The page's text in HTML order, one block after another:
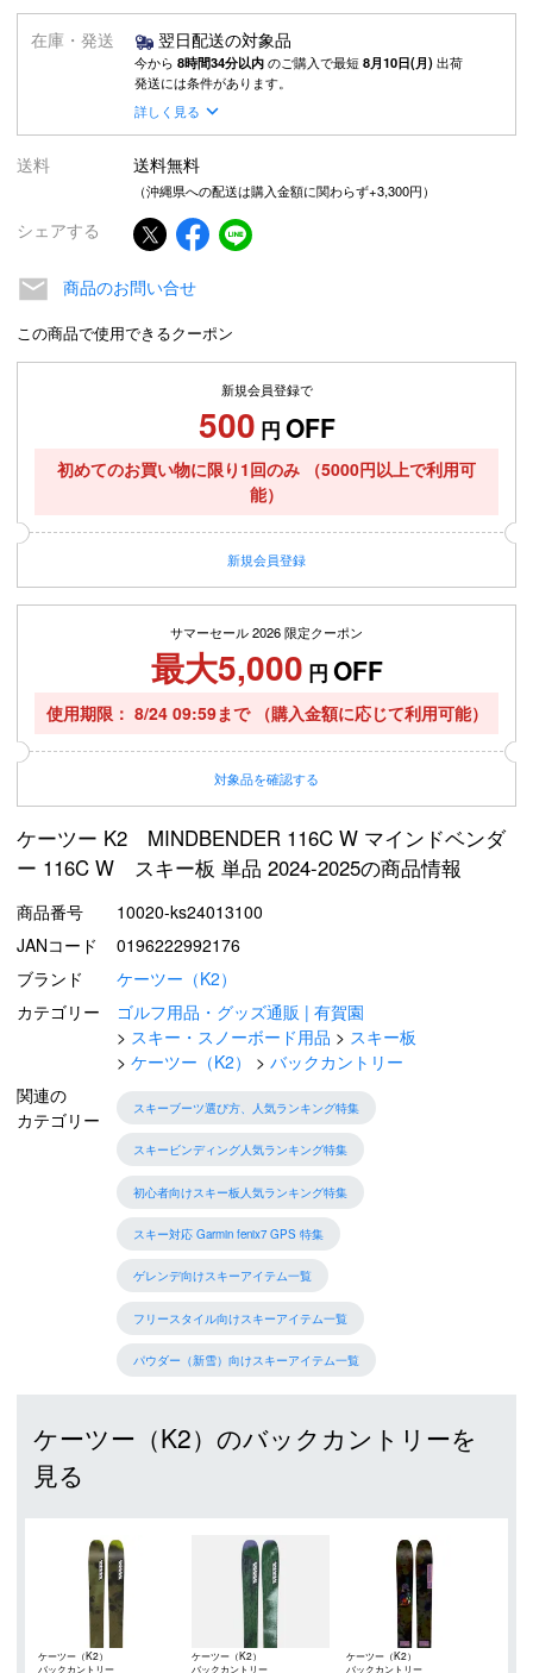
在庫・発送 翌日配送の対象品
今から 8時間34分以内のご購入で最短8月10日(月)出荷
発送には条件があります。
詳しく見る
送料 送料無料
（沖縄県への配送は購入金額に関わらず+3,300円）
シェアする
商品のお問い合せ
この商品で使用できるクーポン
新規会員登録で
500 円 OFF
初めてのお買い物に限り1回のみ
（5000円以上で利用可
能）
新規会員登録
サマーセール 2026 限定クーポン
最大5,000 円 OFF
使用期限 8/24 09:59まで （購入金額に応じて利用可能）
対象品を確認する
ケーツー K2 MINDBENDER 116C W マインドベンダ
ー 116C W スキー板 単品 2024-2025の商品情報
商品番号
10020-ks24013100
JANコード
0196222992176
ブランド
ケーツー（K2）
カテゴリー
ゴルフ用品・グッズ通販 | 有賀園
スキー・スノーボード用品
スキー板
ケーツー（K2）
バックカントリー
関連の
カテゴリー
スキーブーツ選び方、人気ランキング特集
スキービンディング人気ランキング特集
初心者向けスキー板人気ランキング特集
スキー対応 Garmin fenix7 GPS 特集
ゲレンデ向けスキーアイテム一覧
フリースタイル向けスキーアイテム一覧
パウダー（新雪）向けスキーアイテム一覧
ケーツー（K2）のバックカントリーを
見る
ケーツー（K2）
バックカントリー
ケーツー（K2）
バックカントリー
ケーツー（K2）
バックカントリー